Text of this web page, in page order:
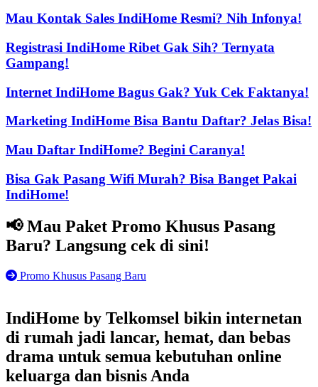
Mau Kontak Sales IndiHome Resmi? Nih Infonya!
Registrasi IndiHome Ribet Gak Sih? Ternyata
Gampang!
Internet IndiHome Bagus Gak? Yuk Cek Faktanya!
Marketing IndiHome Bisa Bantu Daftar? Jelas Bisa!
Mau Daftar IndiHome? Begini Caranya!
Bisa Gak Pasang Wifi Murah? Bisa Banget Pakai
IndiHome!
📢 Mau Paket Promo Khusus Pasang
Baru? Langsung cek di sini!
Promo Khusus Pasang Baru
IndiHome by Telkomsel bikin internetan
di rumah jadi lancar, hemat, dan bebas
drama untuk semua kebutuhan online
keluarga dan bisnis Anda